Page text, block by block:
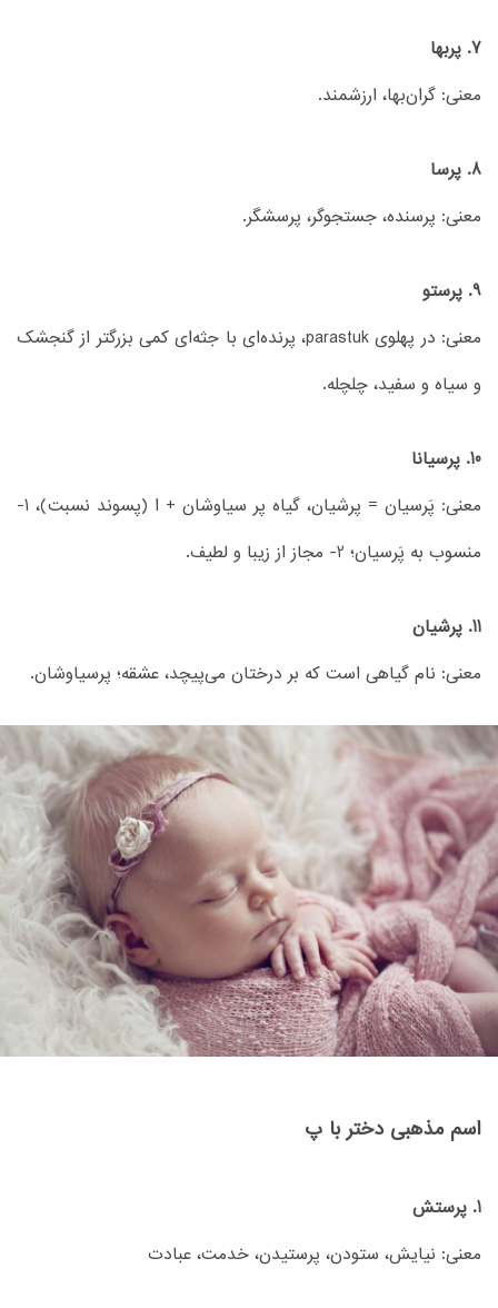
7. پربها
معنی: گران‌بها، ارزشمند.
8. پرسا
معنی: پرسنده، جستجوگر، پرسشگر.
9. پرستو
معنی: در پهلوی parastuk، پرنده‌ای با جثه‌ای کمی بزرگتر از گنجشک
و سیاه و سفید‌، چلچله.
10. پرسیانا
معنی: پَرسیان = پرشیان، گیاه پر سیاوشان + ا (پسوند نسبت)، 1-
منسوب به پَرسیان؛ 2- مجاز از زیبا و لطیف.
11. پرشیان
معنی: نام گیاهی است که بر درختان می‌پیچد، عشقه؛ پرسیاوشان.
اسم مذهبی دختر با پ
1. پرستش
معنی: نیایش، ستودن، پرستیدن، خدمت، عبادت